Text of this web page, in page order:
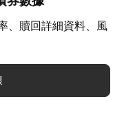
、贖回詳細資料、風